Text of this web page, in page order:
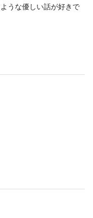
うな優しい話が好きで